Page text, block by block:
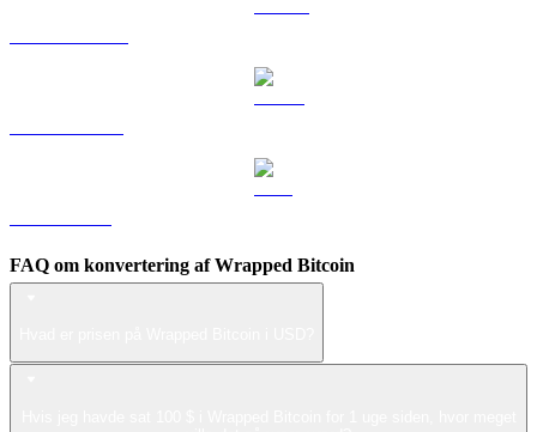
FAQ om konvertering af Wrapped Bitcoin